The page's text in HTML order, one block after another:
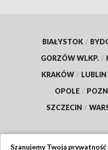
BIAŁYSTOK /
GORZÓW WLKP. /
KRAKÓW / LUBLIN
OPOLE /
SZCZECIN /
Szanujemy Twoją prywatność